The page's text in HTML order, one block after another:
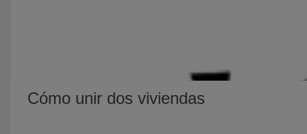
Cómo unir dos viviendas